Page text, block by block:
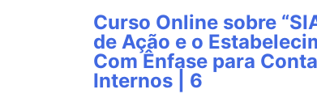
Curso Online sobre
de Ação e o
Com Ênfase para
Internos | 6